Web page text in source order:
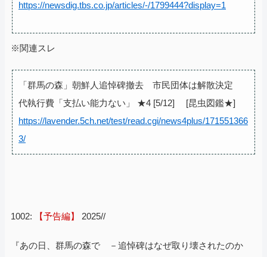
https://newsdig.tbs.co.jp/articles/-/1799444?display=1
※関連スレ
「群馬の森」朝鮮人追悼碑撤去 市民団体は解散決定
代執行費「支払い能力ない」 ★4 [5/12] [昆虫図鑑★]
https://lavender.5ch.net/test/read.cgi/news4plus/171551366
3/
1002: 【予告編】 2025//
『あの日、群馬の森で －追悼碑はなぜ取り壊されたのか